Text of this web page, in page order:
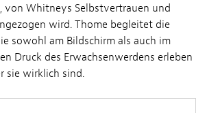
von Whitneys Selbstvertrauen und
wird. Thome begleitet die
sowohl am Bildschirm als auch im
Druck des Erwachsenwerdens erleben
sie wirklich sind.